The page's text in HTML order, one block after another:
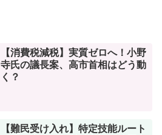
【消費税減税】実質ゼロへ！小野
寺氏の議長案、高市首相はどう動
く？
【難民受け入れ】特定技能ルート